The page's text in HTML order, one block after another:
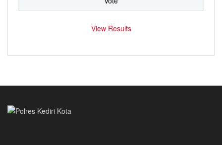
View Results